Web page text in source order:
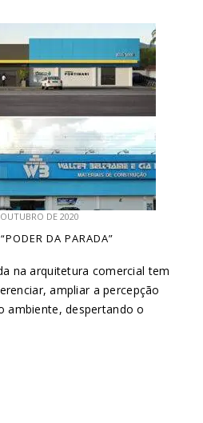
DE 2020
DA PARADA”
na arquitetura comercial tem
ampliar a percepção
ambiente, despertando o